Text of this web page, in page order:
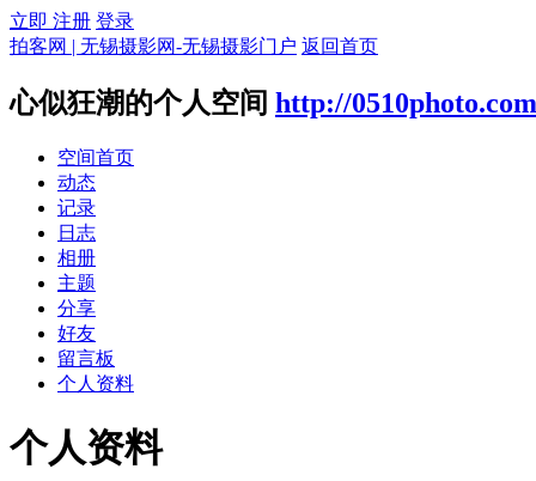
立即 注册 登录
拍客网 | 无锡摄影网-无锡摄影门户 返回首页
心似狂潮的个人空间 http://
空间首页
动态
记录
日志
相册
主题
分享
好友
留言板
个人资料
个人资料